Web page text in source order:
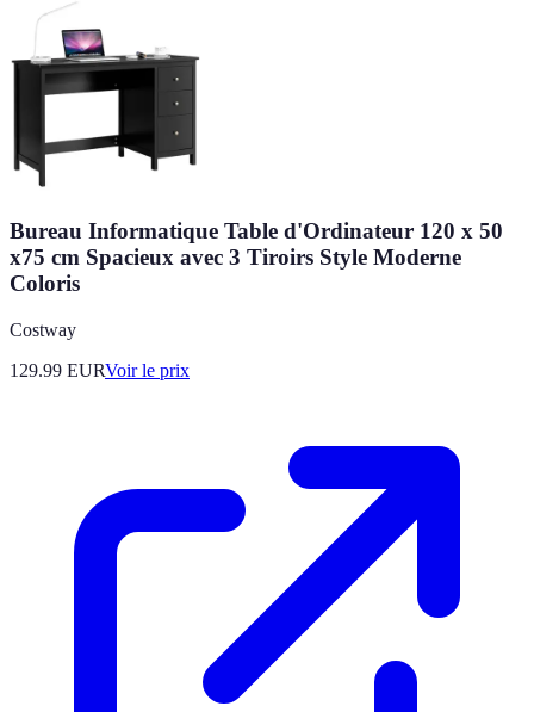
Bureau Informatique Table d'Ordinateur 120 x 50
x75 cm Spacieux avec 3 Tiroirs Style Moderne
Coloris
Costway
129.99 EURVoir le prix